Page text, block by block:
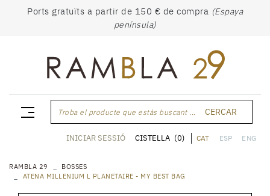
Ports gratuïts a partir de 150 € de compra (Espaya
península)
Troba el producte que estàs buscant ... CERCAR
CAT ESP ENG
INICIAR SESSIÓ CISTELLA (0)
RAMBLA 29
BOSSES
ATENA MILLENIUM L PLANETAIRE - MY BEST BAG